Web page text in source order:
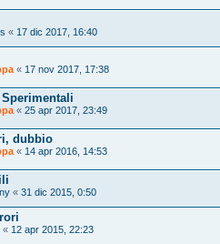
« 17 dic 2017, 16:40
« 17 nov 2017, 17:38
« 25 apr 2017, 23:49
dubbio
« 14 apr 2016, 14:53
« 31 dic 2015, 0:50
« 12 apr 2015, 22:23